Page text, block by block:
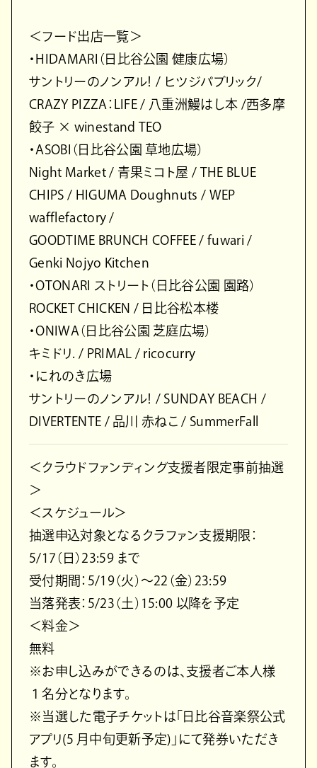
＜フード出店一覧＞
・HIDAMARI（日比谷公園 健康広場）
サントリーのノンアル！ / ヒツジパブリック/
CRAZY PIZZA：LIFE / 八重洲鰻はし本 /西多摩
餃子 × winestand TEO
・ASOBI（日比谷公園 草地広場）
Night Market / 青果ミコト屋 / THE BLUE
CHIPS / HIGUMA Doughnuts / WEP
wafflefactory /
GOODTIME BRUNCH COFFEE / fuwari /
Genki Nojyo Kitchen
・OTONARI ストリート（日比谷公園 園路）
ROCKET CHICKEN / 日比谷松本楼
・ONIWA（日比谷公園 芝庭広場）
キミドリ. / PRIMAL / ricocurry
・にれのき広場
サントリーのノンアル！ / SUNDAY BEACH /
DIVERTENTE / 品川 赤ねこ / SummerFall
＜クラウドファンディング支援者限定事前抽選
＞
＜スケジュール＞
抽選申込対象となるクラファン支援期限：
5/17（日）23:59 まで
受付期間：5/19（火）〜22（金）23:59
当落発表：5/23（土）15:00 以降を予定
＜料金＞
無料
※お申し込みができるのは、支援者ご本人様
１名分となります。
※当選した電子チケットは「日比谷音楽祭公式
アプリ(5 月中旬更新予定)」にて発券いただき
ます。